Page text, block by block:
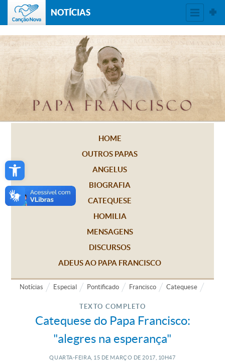
Open toolbar
NOTÍCIAS
HOME
OUTROS PAPAS
ANGELUS
BIOGRAFIA
CATEQUESE
HOMILIA
MENSAGENS
DISCURSOS
ADEUS AO PAPA FRANCISCO
Notícias Especial Pontificado Francisco Catequese
TEXTO COMPLETO
Catequese do Papa Francisco:
"alegres na esperança"
QUARTA-FEIRA, 15 DE MARÇO DE 2017, 10H47